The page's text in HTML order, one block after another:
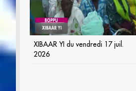
XIBAAR YI du vendredi 17 juil.
2026